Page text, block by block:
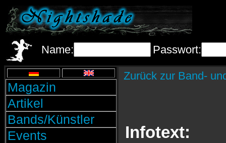
Name: Passwort:
Magazin
Artikel
Bands/Künstler
Events
Zurück zur Band-
Infotext: